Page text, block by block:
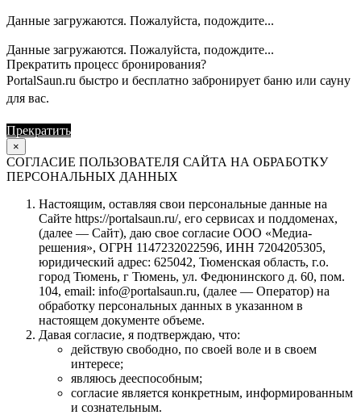
Данные загружаются. Пожалуйста, подождите...
Данные загружаются. Пожалуйста, подождите...
Прекратить процесс бронирования?
PortalSaun.ru быстро и бесплатно забронирует баню или сауну
для вас.
Прекратить
×
СОГЛАСИЕ ПОЛЬЗОВАТЕЛЯ САЙТА НА ОБРАБОТКУ
ПЕРСОНАЛЬНЫХ ДАННЫХ
Настоящим, оставляя свои персональные данные на
Сайте https://portalsaun.ru/, его сервисах и поддоменах,
(далее — Сайт), даю свое согласие ООО «Медиа-
решения», ОГРН 1147232022596, ИНН 7204205305,
юридический адрес: 625042, Тюменская область, г.о.
город Тюмень, г Тюмень, ул. Федюнинского д. 60, пом.
104, email: info@portalsaun.ru, (далее — Оператор) на
обработку персональных данных в указанном в
настоящем документе объеме.
Давая согласие, я подтверждаю, что:
действую свободно, по своей воле и в своем
интересе;
являюсь дееспособным;
согласие является конкретным, информированным
и сознательным.